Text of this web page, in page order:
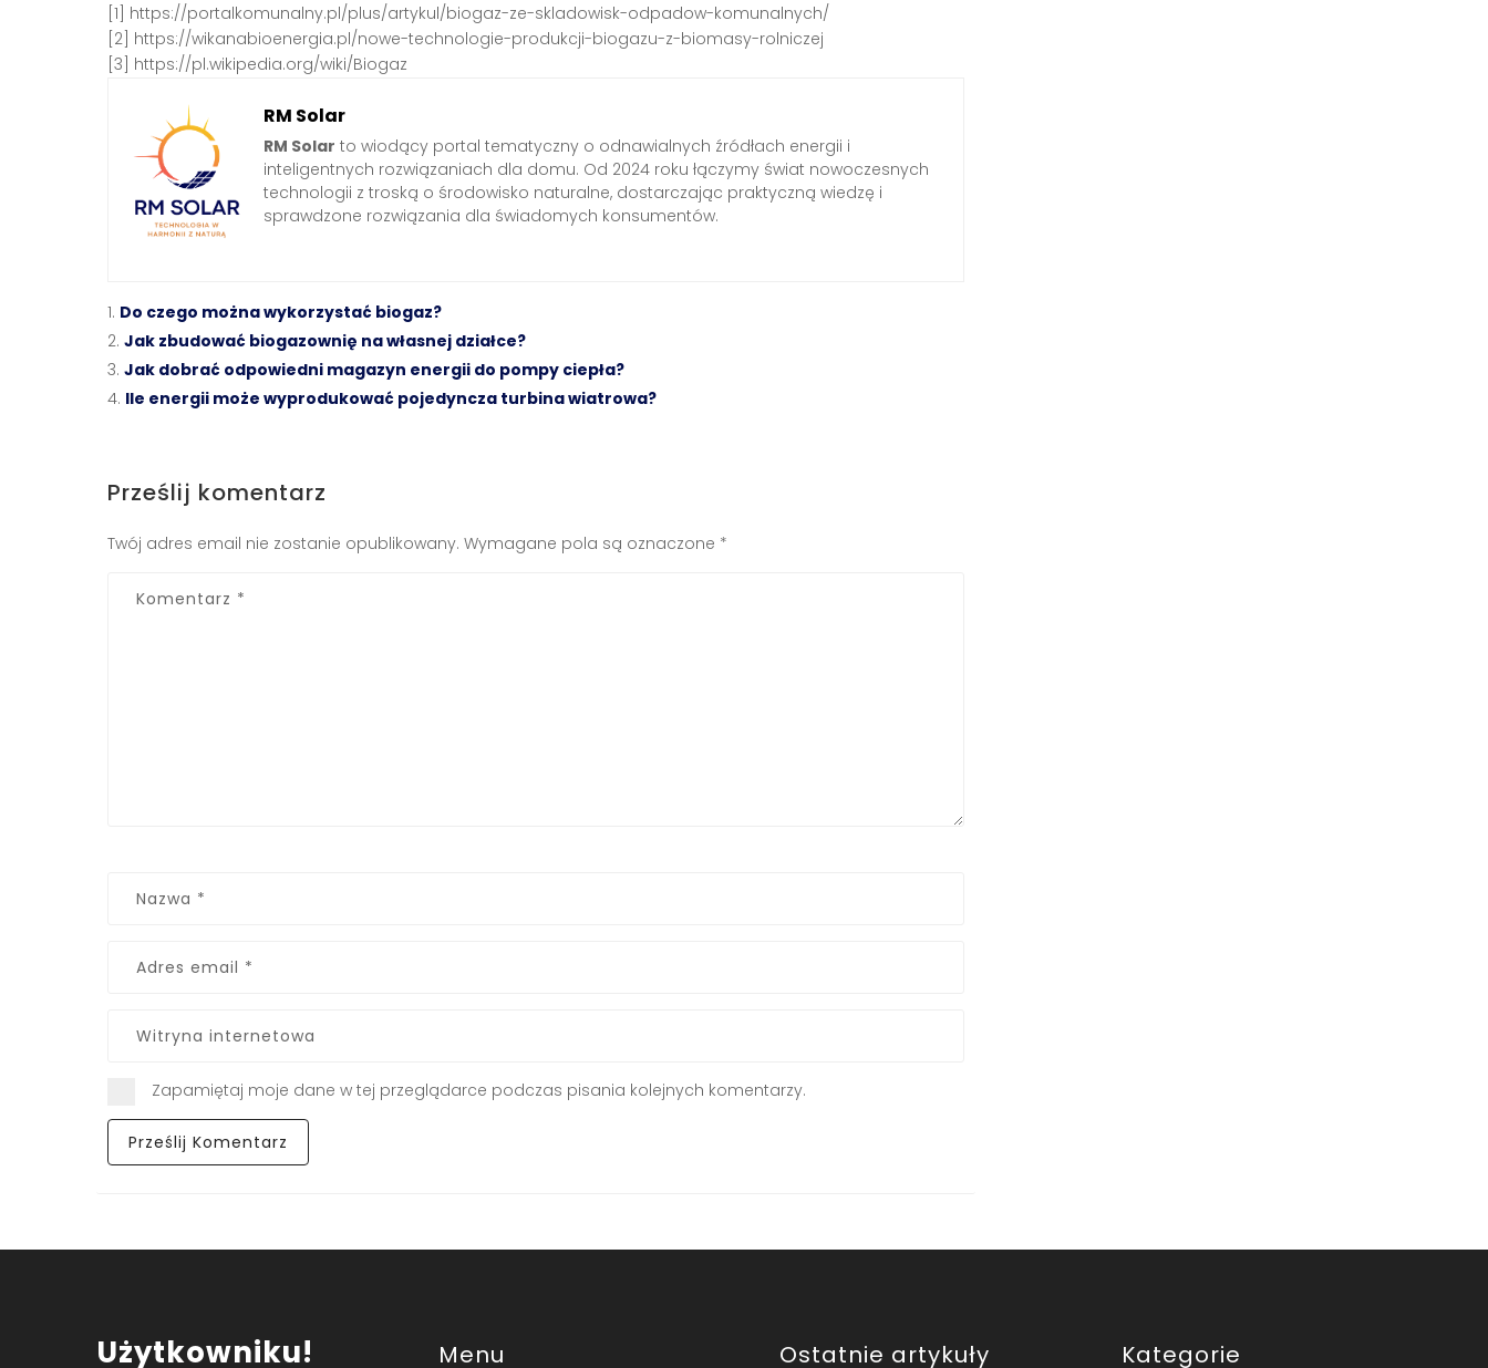
[1] https://portalkomunalny.pl/plus/artykul/biogaz-ze-skladowisk-odpadow-komunalnych/
[2] https://wikanabioenergia.pl/nowe-technologie-produkcji-biogazu-z-biomasy-rolniczej
[3] https://pl.wikipedia.org/wiki/Biogaz
RM Solar
RM Solar to wiodący portal tematyczny o odnawialnych źródłach energii i
inteligentnych rozwiązaniach dla domu. Od 2024 roku łączymy świat nowoczesnych
technologii z troską o środowisko naturalne, dostarczając praktyczną wiedzę i
sprawdzone rozwiązania dla świadomych konsumentów.
Do czego można wykorzystać biogaz?
Jak zbudować biogazownię na własnej działce?
Jak dobrać odpowiedni magazyn energii do pompy ciepła?
Ile energii może wyprodukować pojedyncza turbina wiatrowa?
Prześlij komentarz
Twój adres email nie zostanie opublikowany. Wymagane pola są oznaczone *
Zapamiętaj moje dane w tej przeglądarce podczas pisania kolejnych komentarzy.
Użytkowniku! Menu Ostatnie artykuły Kategorie